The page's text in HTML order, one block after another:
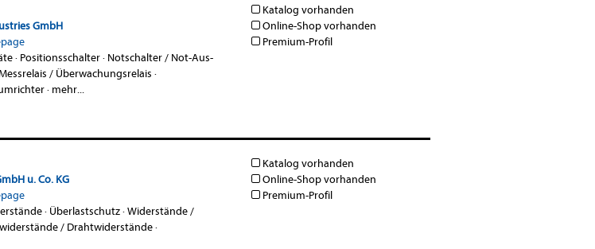
GmbH
· Positionsschalter· Notschalter / Not-Aus-
/ Überwachungsrelais ·
· mehr...
Katalog vorhanden
Online-Shop vorhanden
Premium-Profil
u. Co. KG
· Überlastschutz·Widerstände /
/ Drahtwiderstände·
Katalog vorhanden
Online-Shop vorhanden
Premium-Profil